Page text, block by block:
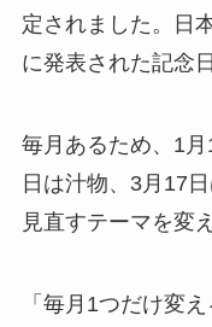
定されました。日
に発表された記念
毎月あるため、1
日は汁物、3月17
見直すテーマを変
「毎月1つだけ変